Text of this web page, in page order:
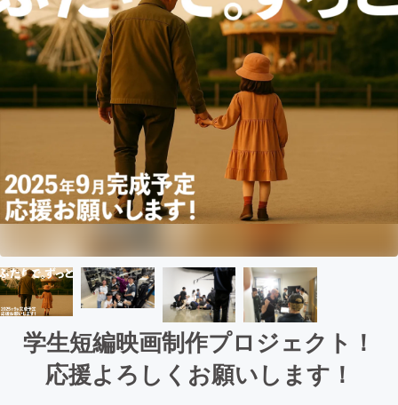
学生短編映画制作プロジェクト！
応援よろしくお願いします！